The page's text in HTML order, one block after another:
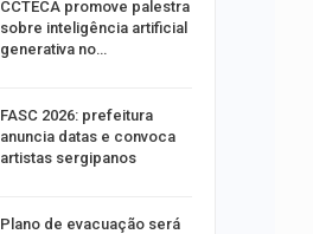
CCTECA promove palestra
sobre inteligência artificial
generativa no…
FASC 2026: prefeitura
anuncia datas e convoca
artistas sergipanos
Plano de evacuação será